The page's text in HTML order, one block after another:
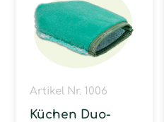
Artikel Nr. 1006
Küchen Duo-